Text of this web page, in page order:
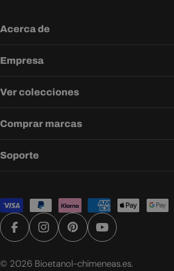
Acerca de
Empresa
Ver colecciones
Comprar marcas
Soporte
Métodos
de
pagoFacebookInstagramPinterestYouTube
© 2026 Bioetanol-chimeneas.es.